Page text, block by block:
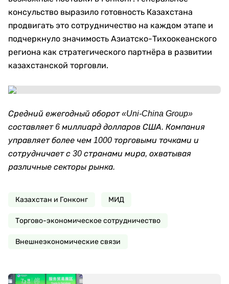
консульство выразило готовность Казахстана
продвигать это сотрудничество на каждом этапе и
подчеркнуло значимость Азиатско-Тихоокеанского
региона как стратегического партнёра в развитии
казахстанской торговли.
Средний ежегодный оборот «Uni-China Group»
составляет 6 миллиард долларов США. Компания
управляет более чем 1000 торговыми точками и
сотрудничает с 30 странами мира, охватывая
различные секторы рынка.
Казахстан и Гонконг МИД
Торгово-экономическое сотрудничество
Внешнеэкономические связи